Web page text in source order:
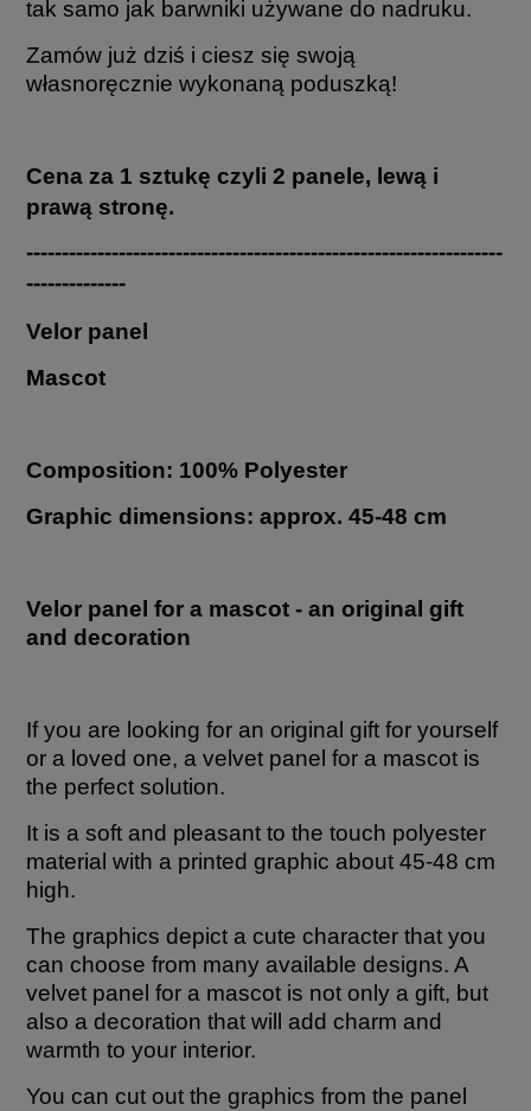
tak samo jak barwniki używane do nadruku.
Zamów już dziś i ciesz się swoją
własnoręcznie wykonaną poduszką!
Cena za 1 sztukę czyli 2 panele, lewą i
prawą stronę.
-------------------------------------------------------------------
--------------
Velor panel
Mascot
Composition: 100% Polyester
Graphic dimensions: approx. 45-48 cm
Velor panel for a mascot - an original gift
and decoration
If you are looking for an original gift for yourself
or a loved one, a velvet panel for a mascot is
the perfect solution.
It is a soft and pleasant to the touch polyester
material with a printed graphic about 45-48 cm
high.
The graphics depict a cute character that you
can choose from many available designs. A
velvet panel for a mascot is not only a gift, but
also a decoration that will add charm and
warmth to your interior.
You can cut out the graphics from the panel